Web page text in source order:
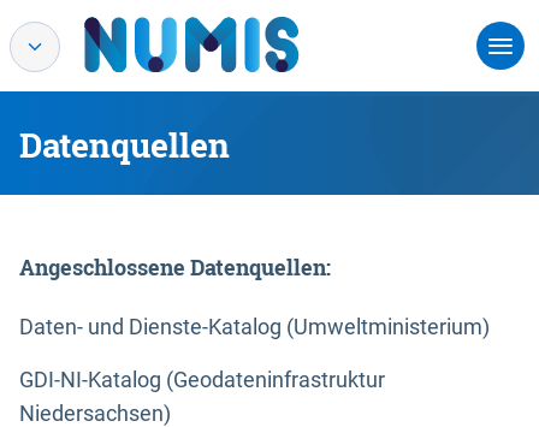
Datenquellen
Angeschlossene Datenquellen:
Daten- und Dienste-Katalog (Umweltministerium)
GDI-NI-Katalog (Geodateninfrastruktur
Niedersachsen)